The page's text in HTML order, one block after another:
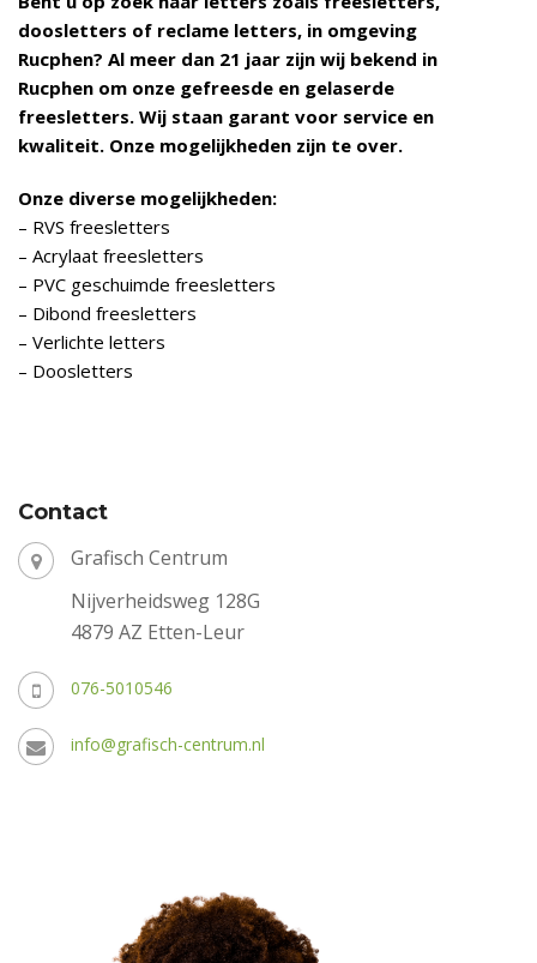
doosletters of reclame letters, in omgeving
Rucphen? Al meer dan 21 jaar zijn wij bekend in
Rucphen om onze gefreesde en gelaserde
freesletters. Wij staan garant voor service en
kwaliteit. Onze mogelijkheden zijn te over.
Onze diverse mogelijkheden:
– RVS freesletters
– Acrylaat freesletters
– PVC geschuimde freesletters
– Dibond freesletters
– Verlichte letters
– Doosletters
Contact
Grafisch Centrum
Nijverheidsweg 128G
4879 AZ Etten-Leur
076-5010546
info@grafisch-centrum.nl